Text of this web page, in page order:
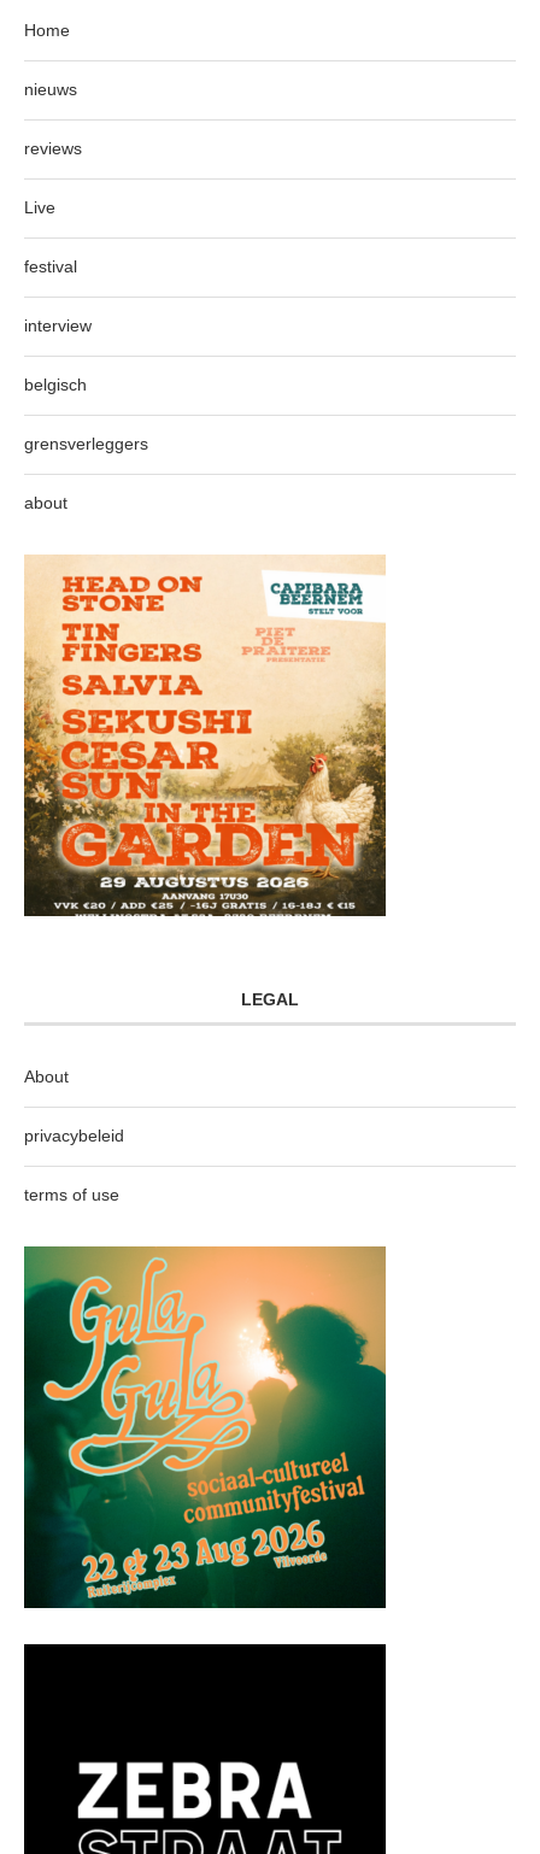
Home
nieuws
reviews
Live
festival
interview
belgisch
grensverleggers
about
LEGAL
About
privacybeleid
terms of use